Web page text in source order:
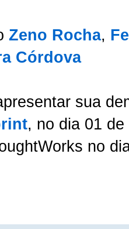
Zeno Rocha,
Córdova
sua
, no dia 01
no